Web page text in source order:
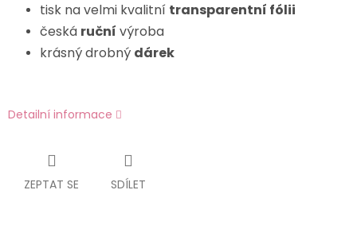
tisk na velmi kvalitní transparentní fólii
česká ruční výroba
krásný drobný dárek
Detailní informace
ZEPTAT SE SDÍLET